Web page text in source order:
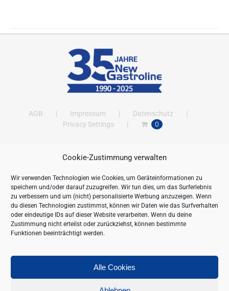
Cookie-Zustimmung verwalten
Wir verwenden Technologien wie Cookies, um Geräteinformationen zu
speichern und/oder darauf zuzugreifen. Wir tun dies, um das Surferlebnis
zu verbessern und um (nicht) personalisierte Werbung anzuzeigen. Wenn
du diesen Technologien zustimmst, können wir Daten wie das Surfverhalten
oder eindeutige IDs auf dieser Website verarbeiten. Wenn du deine
Zustimmung nicht erteilst oder zurückziehst, können bestimmte
Funktionen beeinträchtigt werden.
Alle Cookies
AGB Impressum
Datenschutz
Privacy Settings
0
ANSCHRIFT
New Gastroline GmbH
Barthestraße 115
18356 Barth
Deutschland/Germany
Öffnungszeiten:
Mo. - Fr. 09.00 bis 16.00 Uhr
https://www.newgastroline.de